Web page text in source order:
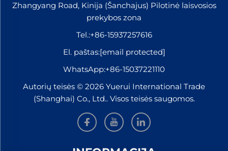
Zhangyang Road, Kinija (Šanchajus) Pilotinė laisvosios
prekybos zona
Tel.:+86-15937257616
El. paštas:[email protected]
WhatsApp:+86-15037221110
Autorių teisės © 2026 Yuerui International Trade
(Shanghai) Co., Ltd.. Visos teisės saugomos.